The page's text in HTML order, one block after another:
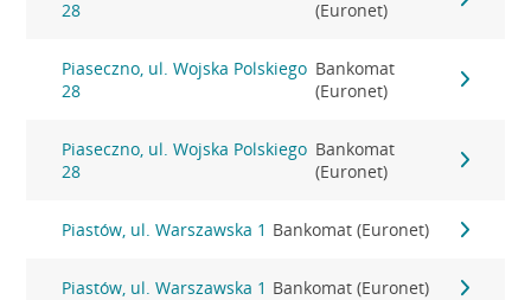
28
(Euronet)
Piaseczno, ul. Wojska Polskiego
28
Bankomat
(Euronet)
Piaseczno, ul. Wojska Polskiego
28
Bankomat
(Euronet)
Piastów, ul. Warszawska 1 Bankomat (Euronet)
Piastów, ul. Warszawska 1 Bankomat (Euronet)